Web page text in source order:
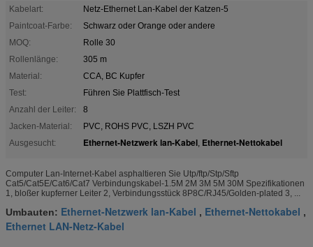
Kabelart:
Netz-Ethernet Lan-Kabel der Katzen-5
Paintcoat-Farbe:
Schwarz oder Orange oder andere
MOQ:
Rolle 30
Rollenlänge:
305 m
Material:
CCA, BC Kupfer
Test:
Führen Sie Plattfisch-Test
Anzahl der Leiter:
8
Jacken-Material:
PVC, ROHS PVC, LSZH PVC
Ausgesucht:
Ethernet-Netzwerk lan-Kabel, Ethernet-Nettokabel
Computer Lan-Internet-Kabel asphaltieren Sie Utp/ftp/Stp/Sftp
Cat5/Cat5E/Cat6/Cat7 Verbindungskabel-1.5M 2M 3M 5M 30M Spezifikationen
1, bloßer kupferner Leiter 2, Verbindungsstück 8P8C/RJ45/Golden-plated 3, ...
Umbauten: Ethernet-Netzwerk lan-Kabel , Ethernet-Nettokabel ,
Ethernet LAN-Netz-Kabel